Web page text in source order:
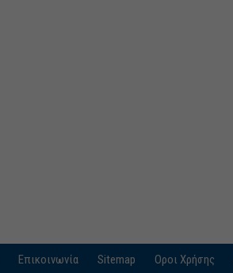
Επικοινωνία Sitemap Οροι Χρήσης